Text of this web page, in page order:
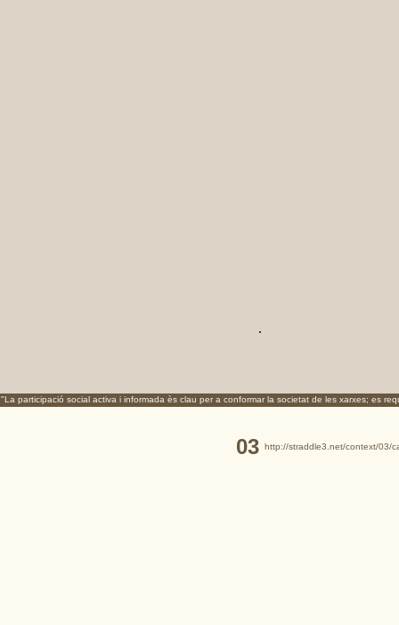
.
"La participació social activa i informada ès clau per a conformar la societat de les xarxes; es
03 http://straddle3.net/context/03/